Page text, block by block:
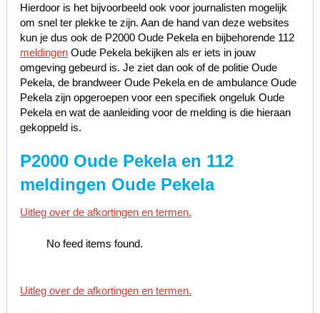
Hierdoor is het bijvoorbeeld ook voor journalisten mogelijk
om snel ter plekke te zijn. Aan de hand van deze websites
kun je dus ook de P2000 Oude Pekela en bijbehorende 112
meldingenOude Pekela bekijken als er iets in jouw
omgeving gebeurd is. Je ziet dan ook of de politie Oude
Pekela, de brandweer Oude Pekela en de ambulance Oude
Pekela zijn opgeroepen voor een specifiek ongeluk Oude
Pekela en wat de aanleiding voor de melding is die hieraan
gekoppeld is.
P2000 Oude Pekela en 112
meldingen Oude Pekela
Uitleg over de afkortingen en termen.
No feed items found.
Uitleg over de afkortingen en termen.